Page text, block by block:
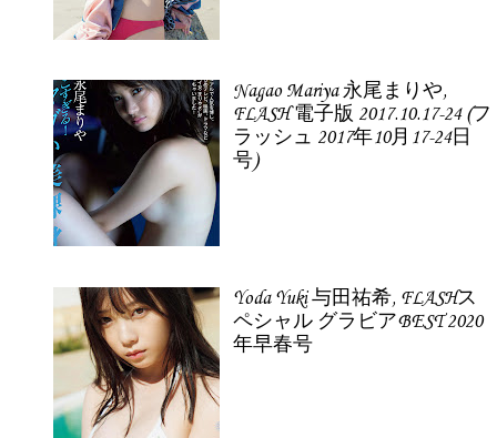
Nagao Mariya 永尾まりや,
FLASH 電子版 2017.10.17-24 (フ
ラッシュ 2017年10月17-24日
号)
Yoda Yuki 与田祐希, FLASHス
ペシャル グラビアBEST 2020
年早春号